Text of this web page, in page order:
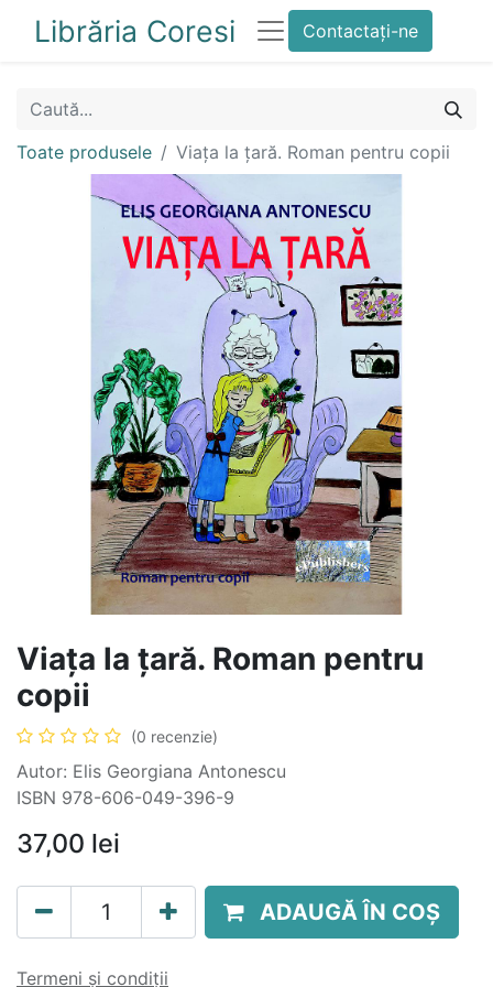
Librăria Coresi Contactați-ne
Toate produsele Viața la țară. Roman pentru copii
Viața la țară. Roman pentru
copii
(0 recenzie)
Autor: Elis Georgiana Antonescu
ISBN 978-606-049-396-9
37,00 lei
ADAUGĂ ÎN COȘ
Termeni și condiții